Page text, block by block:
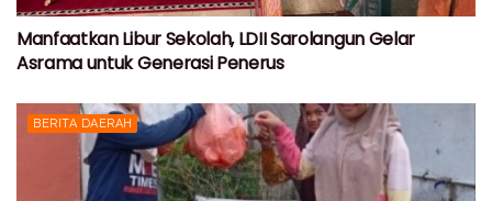
Manfaatkan Libur Sekolah, LDII Sarolangun Gelar
Asrama untuk Generasi Penerus
BERITA DAERAH